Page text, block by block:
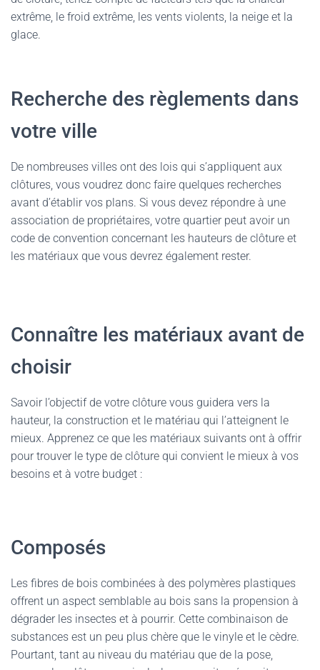
extrême, le froid extrême, les vents violents, la neige et la
glace.
Recherche des règlements dans
votre ville
De nombreuses villes ont des lois qui s’appliquent aux
clôtures, vous voudrez donc faire quelques recherches
avant d’établir vos plans. Si vous devez répondre à une
association de propriétaires, votre quartier peut avoir un
code de convention concernant les hauteurs de clôture et
les matériaux que vous devrez également rester.
Connaître les matériaux avant de
choisir
Savoir l’objectif de votre clôture vous guidera vers la
hauteur, la construction et le matériau qui l’atteignent le
mieux. Apprenez ce que les matériaux suivants ont à offrir
pour trouver le type de clôture qui convient le mieux à vos
besoins et à votre budget :
Composés
Les fibres de bois combinées à des polymères plastiques
offrent un aspect semblable au bois sans la propension à
dégrader les insectes et à pourrir. Cette combinaison de
substances est un peu plus chère que le vinyle et le cèdre.
Pourtant, tant au niveau du matériau que de la pose,